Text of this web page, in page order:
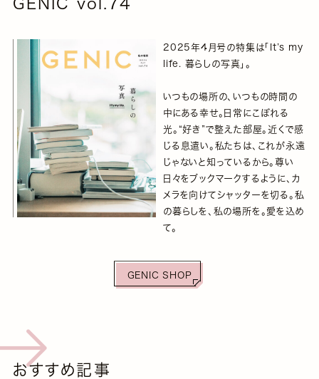
GENIC vol.74
2025年4月号の特集は「It’s my
life. 暮らしの写真」。
いつもの場所の、いつもの時間の
中にある幸せ。日常にこぼれる
光。“好き”で整えた部屋。近くで感
じる息遣い。私たちは、これが永遠
じゃないと知っているから。尊い
日々をブックマークするように、カ
メラを向けてシャッターを切る。私
の暮らしを、私の場所を。愛を込め
て。
GENIC SHOP
おすすめ記事